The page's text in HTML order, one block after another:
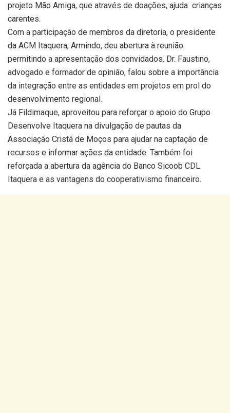
projeto Mão Amiga, que através de doações, ajuda crianças
carentes.
Com a participação de membros da diretoria, o presidente
da ACM Itaquera, Armindo, deu abertura à reunião
permitindo a apresentação dos convidados. Dr. Faustino,
advogado e formador de opinião, falou sobre a importância
da integração entre as entidades em projetos em prol do
desenvolvimento regional.
Já Fildimaque, aproveitou para reforçar o apoio do Grupo
Desenvolve Itaquera na divulgação de pautas da
Associação Cristã de Moços para ajudar na captação de
recursos e informar ações da entidade. Também foi
reforçada a abertura da agência do Banco Sicoob CDL
Itaquera e as vantagens do cooperativismo financeiro.